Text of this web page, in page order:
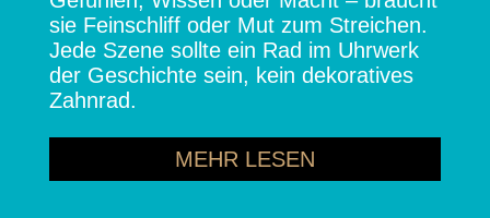
sie Feinschliff oder Mut zum Streichen.
Jede Szene sollte ein Rad im Uhrwerk
der Geschichte sein, kein dekoratives
Zahnrad.
MEHR LESEN